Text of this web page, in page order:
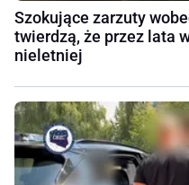
Szokujące zarzuty
twierdzą, że przez lata
nieletniej